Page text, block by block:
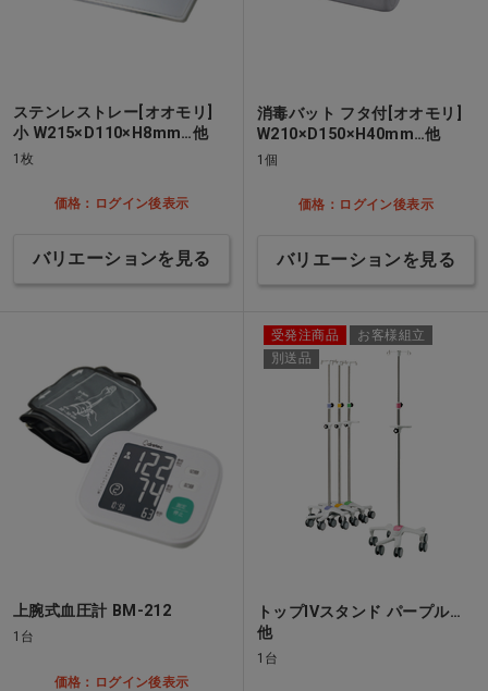
ステンレストレー[オオモリ]
小 W215×D110×H8mm…他
1枚
価格：ログイン後表示
バリエーションを見る
消毒バット フタ付[オオモリ]
W210×D150×H40mm…他
1個
価格：ログイン後表示
バリエーションを見る
上腕式血圧計 BM-212
1台
価格：ログイン後表示
受発注商品
お客様組立
別送品
トップIVスタンド パープル…
他
1台